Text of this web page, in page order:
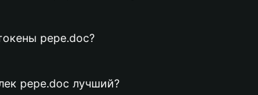
pepe.doc?
pepe.doc лучший?